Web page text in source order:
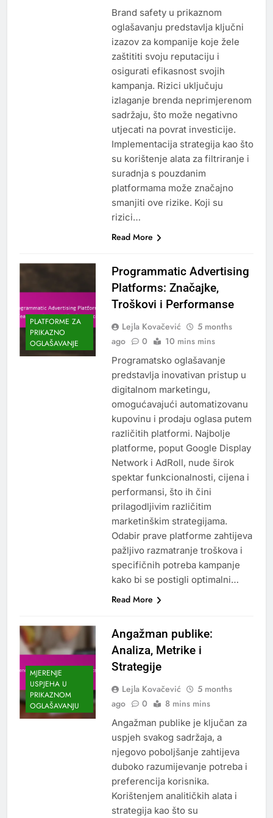
Brand safety u prikaznom
oglašavanju predstavlja ključni
izazov za kompanije koje žele
zaštititi svoju reputaciju i
osigurati efikasnost svojih
kampanja. Rizici uključuju
izlaganje brenda neprimjerenom
sadržaju, što može negativno
utjecati na povrat investicije.
Implementacija strategija kao što
su korištenje alata za filtriranje i
suradnja s pouzdanim
platformama može značajno
smanjiti ove rizike. Koji su
rizici…
Read More
PLATFORME ZA
PRIKAZNO
OGLAŠAVANJE
Programmatic Advertising
Platforms: Značajke,
Troškovi i Performanse
Lejla Kovačević
5 months
ago
0 10 mins mins
Programatsko oglašavanje
predstavlja inovativan pristup u
digitalnom marketingu,
omogućavajući automatizovanu
kupovinu i prodaju oglasa putem
različitih platformi. Najbolje
platforme, poput Google Display
Network i AdRoll, nude širok
spektar funkcionalnosti, cijena i
performansi, što ih čini
prilagodljivim različitim
marketinškim strategijama.
Odabir prave platforme zahtijeva
pažljivo razmatranje troškova i
specifičnih potreba kampanje
kako bi se postigli optimalni…
Read More
MJERENJE
USPJEHA U
PRIKAZNOM
OGLAŠAVANJU
Angažman publike:
Analiza, Metrike i
Strategije
Lejla Kovačević
5 months
ago
0 8 mins mins
Angažman publike je ključan za
uspjeh svakog sadržaja, a
njegovo poboljšanje zahtijeva
duboko razumijevanje potreba i
preferencija korisnika.
Korištenjem analitičkih alata i
strategija kao što su